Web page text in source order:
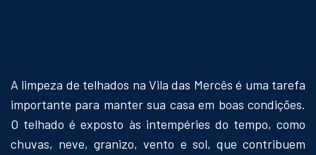
A limpeza de telhados na Vila das Mercês é uma tarefa
importante para manter sua casa em boas condições.
O telhado é exposto às intempéries do tempo, como
chuvas, neve, granizo, vento e sol, que contribuem